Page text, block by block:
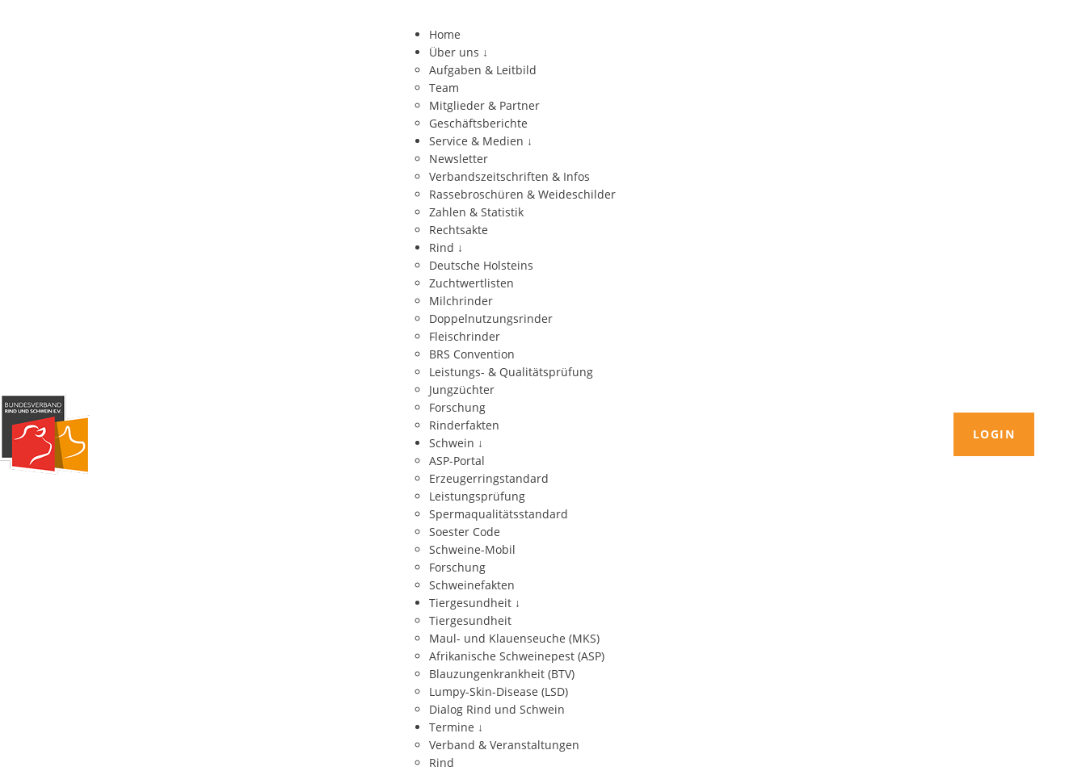
Home
Über uns ↓
Aufgaben & Leitbild
Team
Mitglieder & Partner
Geschäftsberichte
Service & Medien ↓
Newsletter
Verbandszeitschriften & Infos
Rassebroschüren & Weideschilder
Zahlen & Statistik
Rechtsakte
Rind ↓
Deutsche Holsteins
Zuchtwertlisten
Milchrinder
Doppelnutzungsrinder
Fleischrinder
BRS Convention
Leistungs- & Qualitätsprüfung
Jungzüchter
Forschung
Rinderfakten
Schwein ↓
ASP-Portal
Erzeugerringstandard
Leistungsprüfung
Spermaqualitätsstandard
Soester Code
Schweine-Mobil
Forschung
Schweinefakten
Tiergesundheit ↓
Tiergesundheit
Maul- und Klauenseuche (MKS)
Afrikanische Schweinepest (ASP)
Blauzungenkrankheit (BTV)
Lumpy-Skin-Disease (LSD)
Dialog Rind und Schwein
Termine ↓
Verband & Veranstaltungen
Rind
LOGIN